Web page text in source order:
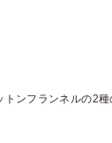
トンフランネルの2